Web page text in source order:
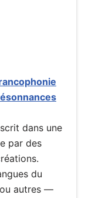
dans une
par des
du
autres —